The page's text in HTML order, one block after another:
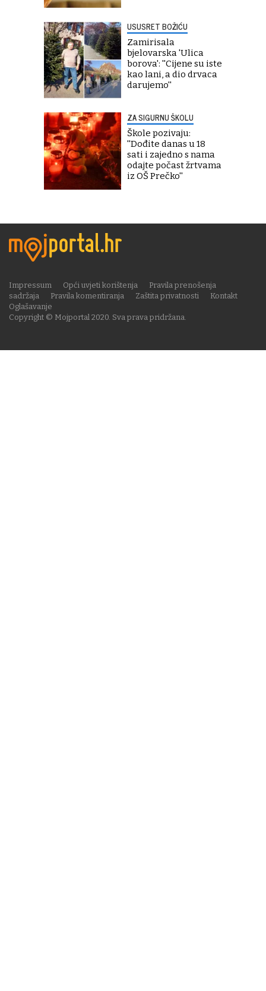
USUSRET BOŽIĆU
Zamirisala
bjelovarska 'Ulica
borova': ''Cijene su iste
kao lani, a dio drvaca
darujemo''
ZA SIGURNU ŠKOLU
Škole pozivaju:
''Dođite danas u 18
sati i zajedno s nama
odajte počast žrtvama
iz OŠ Prečko''
Copyright © Mojportal 2020. Sva prava pridržana.
Impressum Opći uvjeti korištenja
Pravila prenošenja
sadržaja
Pravila komentiranja Zaštita privatnosti
Kontakt
Oglašavanje